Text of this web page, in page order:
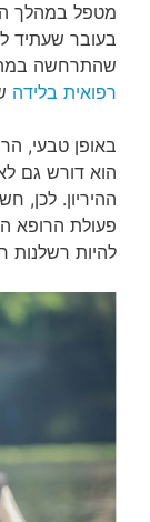
מטפל במהלך
בעובר שעתיד
שהתרחשה
רפואית בלידה
באופן טבעי,
הוא דורש גם
ההיריון. לכן,
פעולת הרופא
להיות רשלנות